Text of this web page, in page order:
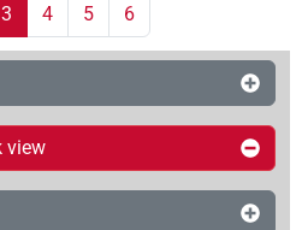
3 4 5 6
view